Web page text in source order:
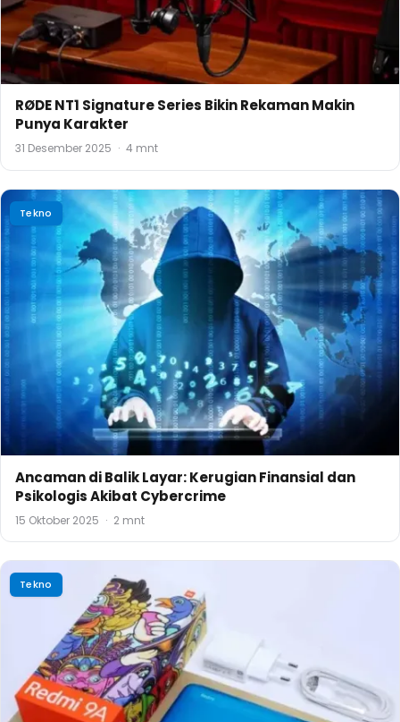
RØDE NT1 Signature Series Bikin Rekaman Makin
Punya Karakter
31 Desember 2025 · 4 mnt
Tekno
Ancaman di Balik Layar: Kerugian Finansial dan
Psikologis Akibat Cybercrime
15 Oktober 2025 · 2 mnt
Tekno